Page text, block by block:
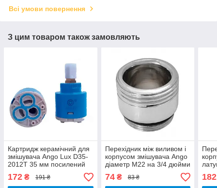
Всі умови повернення
З цим товаром також замовляють
Картридж керамічний для
змішувача Ango Lux D35-
2012T 35 мм посилений
латунний шток
172 ₴ 191 ₴
Перехідник між виливом і
корпусом змішувача Ango
діаметр М22 на 3/4 дюйми
дрібне різьблення крок 1
74₴ 83 ₴ 182